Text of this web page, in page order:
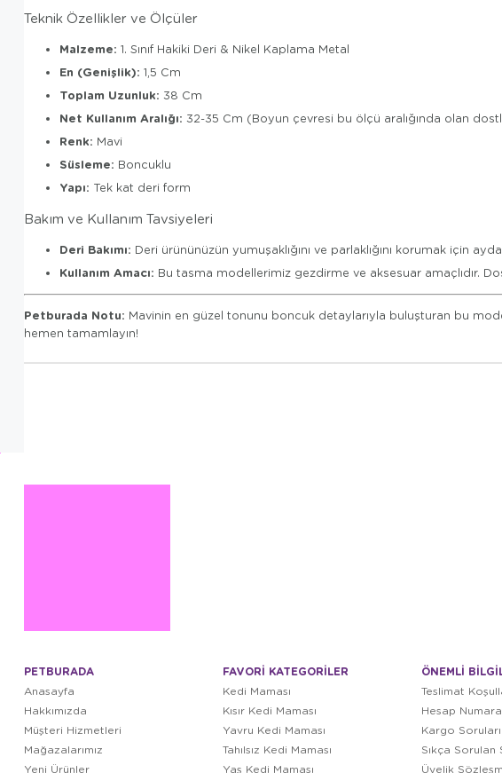
Teknik Özellikler ve Ölçüler
Malzeme: 1. Sınıf Hakiki Deri & Nikel Kaplama Metal
En (Genişlik): 1,5 Cm
Toplam Uzunluk: 38 Cm
Net Kullanım Aralığı: 32-35 Cm (Boyun çevresi bu ölçü aralığında olan
Renk: Mavi
Süsleme: Boncuklu
Yapı: Tek kat deri form
Bakım ve Kullanım Tavsiyeleri
Deri Bakımı: Deri ürününüzün yumuşaklığını ve parlaklığını korumak için
Kullanım Amacı: Bu tasma modellerimiz gezdirme ve aksesuar amaçlıdır.
Petburada Notu: Mavinin en güzel tonunu boncuk detaylarıyla buluşturan bu
hemen tamamlayın!
PETBURADA
Anasayfa
Hakkımızda
Müşteri Hizmetleri
Mağazalarımız
Yeni Ürünler
FAVORİ KATEGORİLER
Kedi Maması
Kısır Kedi Maması
Yavru Kedi Maması
Tahılsız Kedi Maması
Yaş Kedi Maması
ÖNEMLİ
Teslimat
Hesap
Kargo Soruları
Sıkça Sorulan
Üyelik